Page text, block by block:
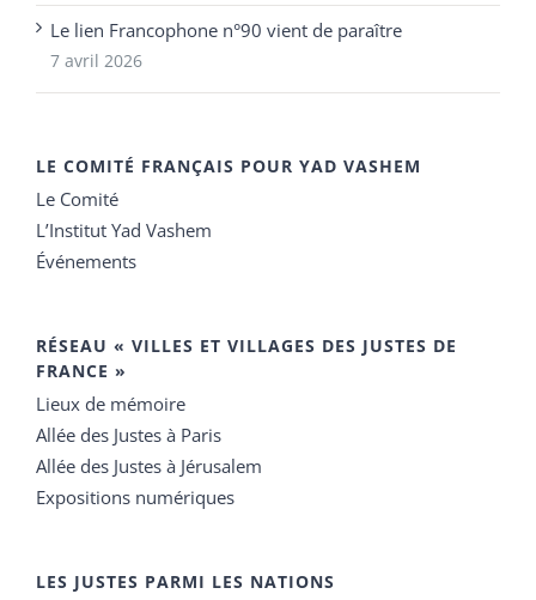
Le lien Francophone n°90 vient de paraître
7 avril 2026
LE COMITÉ FRANÇAIS POUR YAD VASHEM
Le Comité
L’Institut Yad Vashem
Événements
RÉSEAU « VILLES ET VILLAGES DES JUSTES DE
FRANCE »
Lieux de mémoire
Allée des Justes à Paris
Allée des Justes à Jérusalem
Expositions numériques
LES JUSTES PARMI LES NATIONS